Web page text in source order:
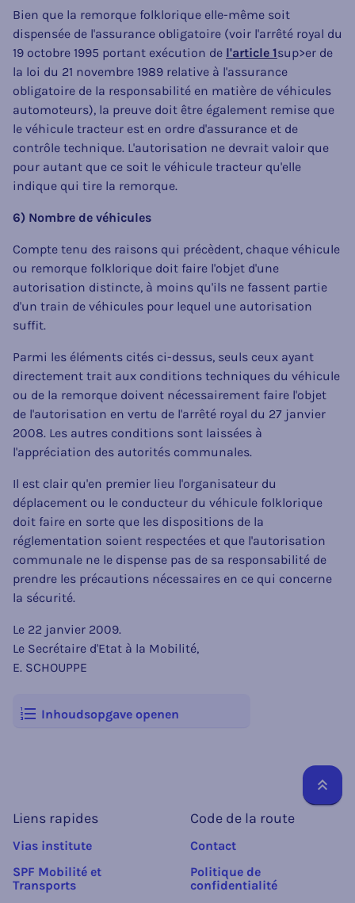
Inhoudsopgave openen
Bien que la remorque folklorique elle-même soit
dispensée de l'assurance obligatoire (voir l'arrêté royal du
19 octobre 1995 portant exécution de l'article 1sup>er de
la loi du 21 novembre 1989 relative à l'assurance
obligatoire de la responsabilité en matière de véhicules
automoteurs), la preuve doit être également remise que
le véhicule tracteur est en ordre d'assurance et de
contrôle technique. L'autorisation ne devrait valoir que
pour autant que ce soit le véhicule tracteur qu'elle
indique qui tire la remorque.
6) Nombre de véhicules
Compte tenu des raisons qui précèdent, chaque véhicule
ou remorque folklorique doit faire l'objet d'une
autorisation distincte, à moins qu'ils ne fassent partie
d'un train de véhicules pour lequel une autorisation
suffit.
Parmi les éléments cités ci-dessus, seuls ceux ayant
directement trait aux conditions techniques du véhicule
ou de la remorque doivent nécessairement faire l'objet
de l'autorisation en vertu de l'arrêté royal du 27 janvier
2008. Les autres conditions sont laissées à
l'appréciation des autorités communales.
Il est clair qu'en premier lieu l'organisateur du
déplacement ou le conducteur du véhicule folklorique
doit faire en sorte que les dispositions de la
réglementation soient respectées et que l'autorisation
communale ne le dispense pas de sa responsabilité de
prendre les précautions nécessaires en ce qui concerne
la sécurité.
Le 22 janvier 2009.
Le Secrétaire d'Etat à la Mobilité,
E. SCHOUPPE
Liens rapides
Vias institute
SPF Mobilité et
Transports
Code de la route
Contact
Politique de
confidentialité